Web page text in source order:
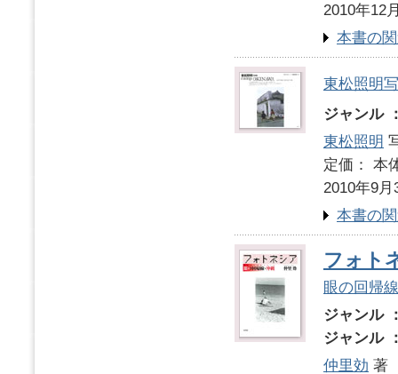
2010年12
本書の
東松照明
ジャンル
東松照明
定価：
2010年9月
本書の
フォト
眼の回帰
ジャンル
ジャンル
仲里効 著